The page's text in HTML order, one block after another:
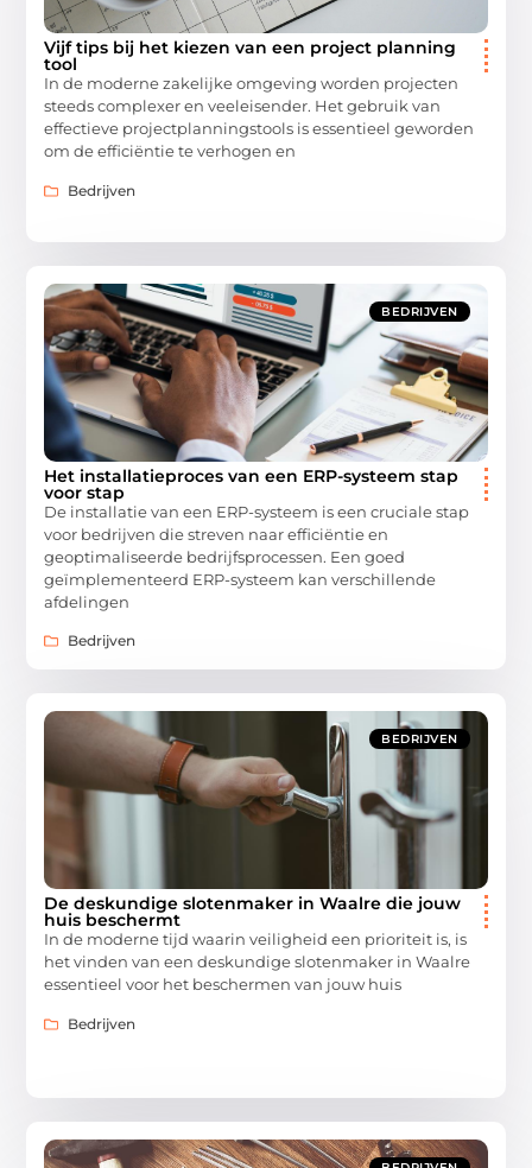
Vijf tips bij het kiezen van een project planning
tool
In de moderne zakelijke omgeving worden projecten
steeds complexer en veeleisender. Het gebruik van
effectieve projectplanningstools is essentieel geworden
om de efficiëntie te verhogen en
Bedrijven
BEDRIJVEN
Het installatieproces van een ERP-systeem stap
voor stap
De installatie van een ERP-systeem is een cruciale stap
voor bedrijven die streven naar efficiëntie en
geoptimaliseerde bedrijfsprocessen. Een goed
geïmplementeerd ERP-systeem kan verschillende
afdelingen
Bedrijven
BEDRIJVEN
De deskundige slotenmaker in Waalre die jouw
huis beschermt
In de moderne tijd waarin veiligheid een prioriteit is, is
het vinden van een deskundige slotenmaker in Waalre
essentieel voor het beschermen van jouw huis
Bedrijven